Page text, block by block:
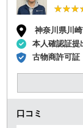
神奈川県川
本人確認証提
古物商許可証
口コミ